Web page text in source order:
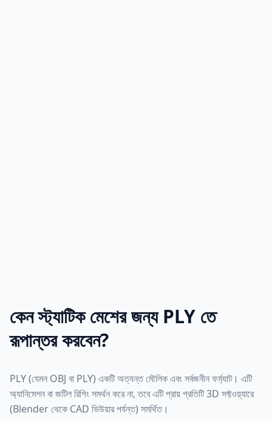
কেন স্ট্যাটিক মেশের জন্য PLY তে
রূপান্তর করবেন?
PLY (যেমন OBJ বা PLY) একটি অত্যন্ত মৌলিক এবং সর্বজনীন ফর্ম্যাট। এটি
অ্যানিমেশন বা জটিল রিগিং সমর্থন করে না, তবে এটি প্রায় প্রতিটি 3D সফ্টওয়্যারে
(Blender থেকে CAD ভিউয়ার পর্যন্ত) সমর্থিত।